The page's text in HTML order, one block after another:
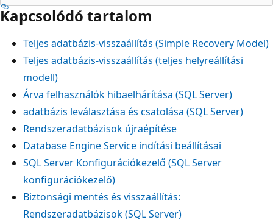
Kapcsolódó tartalom
Teljes adatbázis-visszaállítás (Simple Recovery Model)
Teljes adatbázis-visszaállítás (teljes helyreállítási
modell)
Árva felhasználók hibaelhárítása (SQL Server)
adatbázis leválasztása és csatolása (SQL Server)
Rendszeradatbázisok újraépítése
Database Engine Service indítási beállításai
SQL Server Konfigurációkezelő (SQL Server
konfigurációkezelő)
Biztonsági mentés és visszaállítás:
Rendszeradatbázisok (SQL Server)